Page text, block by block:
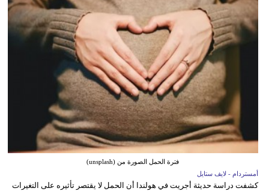
فترة الحمل الصورة من (unsplash)
أمستردام - لايف ستايل
كشفت دراسة حديثة أجريت في هولندا أن الحمل لا يقتصر تأثيره على التغيرات